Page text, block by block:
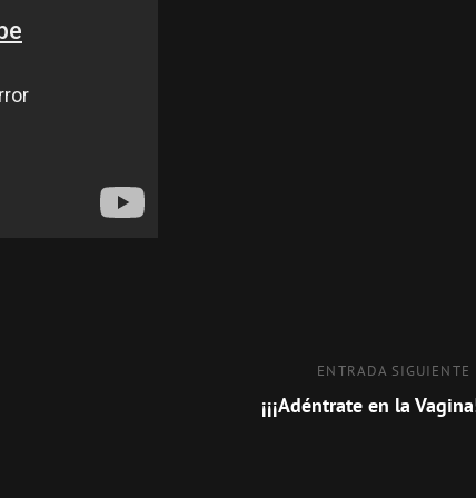
ENTRADA SIGUIENTE
¡¡¡Adéntrate en la